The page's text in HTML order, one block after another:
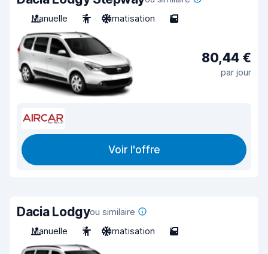
Manuelle
7 Climatisation 5
80,44 €
par jour
Voir l'offre
Dacia Lodgyou similaire
Manuelle
7 Climatisation 5